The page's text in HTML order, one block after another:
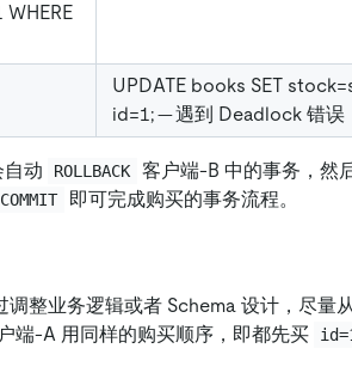
UPDATE books SET
id=1; -- 遇到 Deadlock 错误
动 ROLLBACK 客户端-B 中的事务，然
COMMIT 即可完成购买的事务流程。
整业务逻辑或者 Schema 设计，尽量
端-A 用同样的购买顺序，即都先买